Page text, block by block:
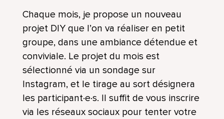
Chaque mois, je propose un nouveau
projet DIY que l’on va réaliser en petit
groupe, dans une ambiance détendue et
conviviale. Le projet du mois est
sélectionné via un sondage sur
Instagram, et le tirage au sort désignera
les participant·e·s. Il suffit de vous inscrire
via les réseaux sociaux pour tenter votre